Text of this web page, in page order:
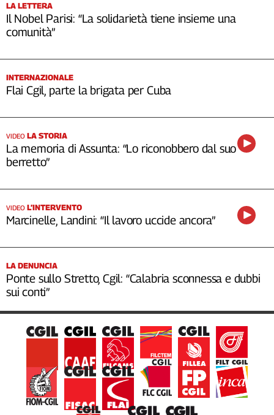
LA LETTERA
Il Nobel Parisi: “La solidarietà tiene insieme una
comunità”
INTERNAZIONALE
Flai Cgil, parte la brigata per Cuba
VIDEO LA STORIA
La memoria di Assunta: “Lo riconobbero dal suo
berretto”
VIDEO L’INTERVENTO
Marcinelle, Landini: “Il lavoro uccide ancora”
LA DENUNCIA
Ponte sullo Stretto, Cgil: “Calabria sconnessa e dubbi
sui conti”